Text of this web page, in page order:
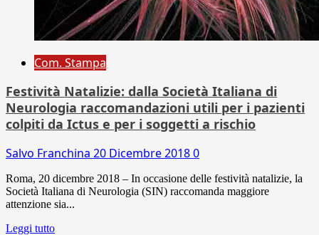
Com. Stampa
Festività Natalizie: dalla Società Italiana di
Neurologia raccomandazioni utili per i pazienti
colpiti da Ictus e per i soggetti a rischio
Salvo Franchina 20 Dicembre 20180
Roma, 20 dicembre 2018 – In occasione delle festività natalizie, la
Società Italiana di Neurologia (SIN) raccomanda maggiore
attenzione sia...
Leggi tutto